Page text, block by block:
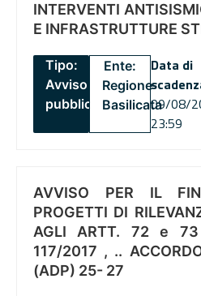
INTERVENTI
E INFRASTRUTTURE
Tipo:
Avviso
pubblico
Ente:
Regione
Basilicata
Data di
09/08/
23:59
AVVISO PER IL
PROGETTI DI
AGLI ARTT. 72 e
117/2017 , ..
(ADP) 25- 27